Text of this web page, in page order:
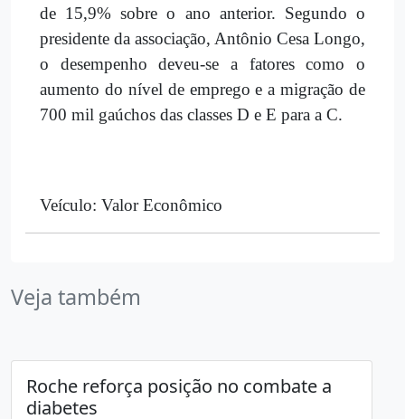
de 15,9% sobre o ano anterior. Segundo o
presidente da associação, Antônio Cesa Longo,
o desempenho deveu-se a fatores como o
aumento do nível de emprego e a migração de
700 mil gaúchos das classes D e E para a C.
Veículo: Valor Econômico
Veja também
Roche reforça posição no combate a
diabetes